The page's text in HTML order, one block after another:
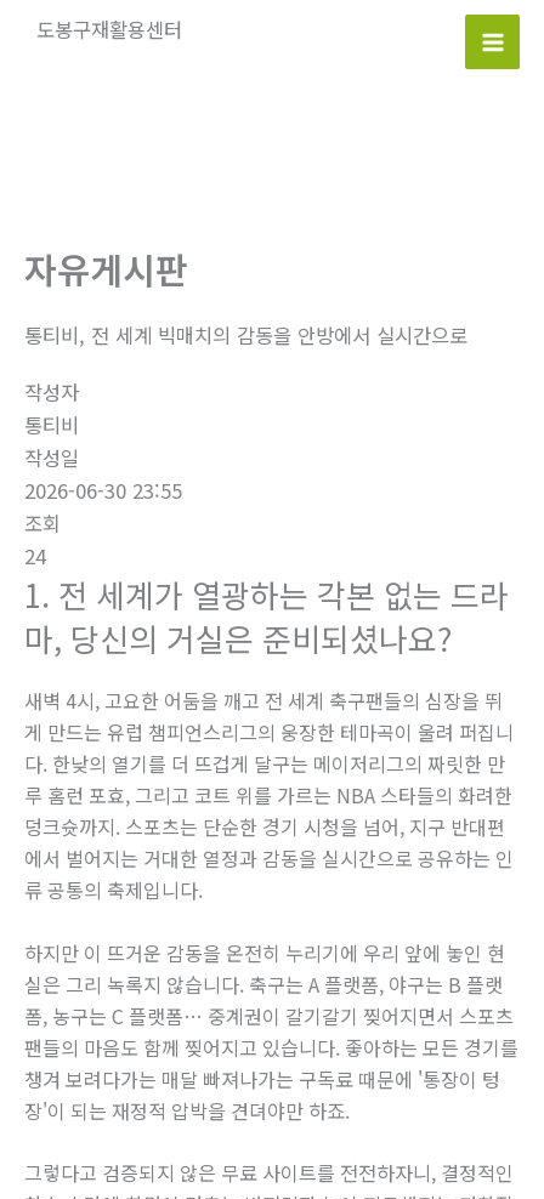
도봉구재활용센터
Main
자유게시판
통티비, 전 세계 빅매치의 감동을 안방에서 실시간으로
작성자
통티비
작성일
2026-06-30 23:55
조회
24
1. 전 세계가 열광하는 각본 없는 드라
마, 당신의 거실은 준비되셨나요?
새벽 4시, 고요한 어둠을 깨고 전 세계 축구팬들의 심장을 뛰
게 만드는 유럽 챔피언스리그의 웅장한 테마곡이 울려 퍼집니
다. 한낮의 열기를 더 뜨겁게 달구는 메이저리그의 짜릿한 만
루 홈런 포효, 그리고 코트 위를 가르는 NBA 스타들의 화려한
덩크슛까지. 스포츠는 단순한 경기 시청을 넘어, 지구 반대편
에서 벌어지는 거대한 열정과 감동을 실시간으로 공유하는 인
류 공통의 축제입니다.
하지만 이 뜨거운 감동을 온전히 누리기에 우리 앞에 놓인 현
실은 그리 녹록지 않습니다. 축구는 A 플랫폼, 야구는 B 플랫
폼, 농구는 C 플랫폼… 중계권이 갈기갈기 찢어지면서 스포츠
팬들의 마음도 함께 찢어지고 있습니다. 좋아하는 모든 경기를
챙겨 보려다가는 매달 빠져나가는 구독료 때문에 '통장이 텅
장'이 되는 재정적 압박을 견뎌야만 하죠.
그렇다고 검증되지 않은 무료 사이트를 전전하자니, 결정적인